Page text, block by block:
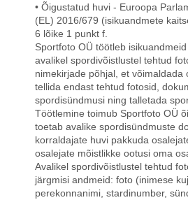
• Õigustatud huvi - Euroopa
(EL) 2016/679 (isikuandmete
6 lõike 1 punkt f.
Sportfoto OÜ töötleb
avalikel spordivõistlustel tehtud
nimekirjade põhjal, et võimaldada
tellida endast tehtud fotosid,
spordisündmusi ning talletada
Töötlemine toimub Sportfoto OÜ
toetab avalike spordisündmuste
korraldajate huvi pakkuda
osalejate mõistlikke ootusi oma
Avalikel spordivõistlustel tehtud
järgmisi andmeid: foto (inimese
perekonnanimi, stardinumber,